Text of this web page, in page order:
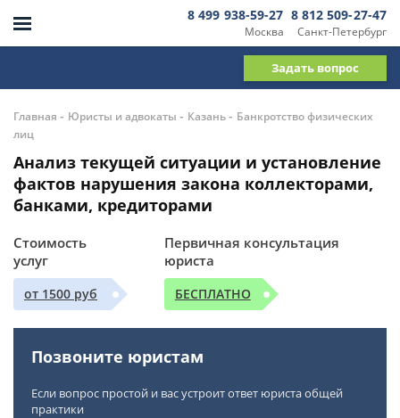
Москва
8 499 938-59-27
Санкт-Петербург
8 812 509-27-47
Задать вопрос
Главная - Юристы и адвокаты - Казань- Банкротство физических
лиц
Анализ текущей ситуации и установление
фактов нарушения закона коллекторами,
банками, кредиторами
Стоимость
услуг
от 1500 руб
Первичная консультация
юриста
БЕСПЛАТНО
Позвоните юристам
Если вопрос простой и вас устроит ответ юриста общей
практики